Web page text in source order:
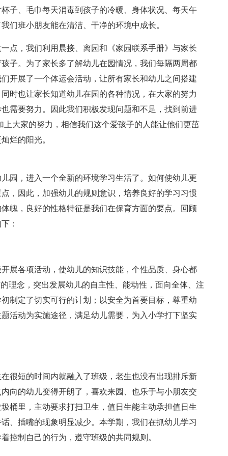
子、毛巾每天消毒到孩子的冷暖、身体状况、每天午
们班小朋友能在清洁、干净的环境中成长。
点，我们利用晨接、离园和《家园联系手册》与家长
子。为了家长多了解幼儿在园情况，我们每隔两周都
开展了一个体运会活动，让所有家长和幼儿之间搭建
时也让家长知道幼儿在园的各种情况，在大家的努力
需要努力。因此我们积极发现问题和不足，找到前进
大家的努力，相信我们这个爱孩子的人能让他们更茁
烂的阳光。
园，进入一个全新的环境学习生活了。如何使幼儿更
，因此，加强幼儿的规则意识，培养良好的学习习惯
魄，良好的性格特征是我们在保育方面的要点。回顾
：
展各项活动，使幼儿的知识技能，个性品质、身心都
理念，突出发展幼儿的自主性、能动性，面向全体、注
制定了切实可行的计划；以安全为首要目标，尊重幼
活动为实施途径，满足幼儿需要，为入小学打下坚实
很短的时间内就融入了班级，老生也没有出现排斥新
向的幼儿变得开朗了，喜欢来园、也乐于与小朋友交
桶里，主动要求打扫卫生，值日生能主动承担值日生
、插嘴的现象明显减少。本学期，我们在抓幼儿学习
控制自己的行为，遵守班级的共同规则。